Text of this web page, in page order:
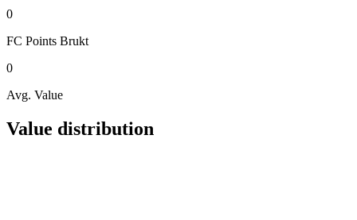
0
FC Points Brukt
0
Avg. Value
Value distribution